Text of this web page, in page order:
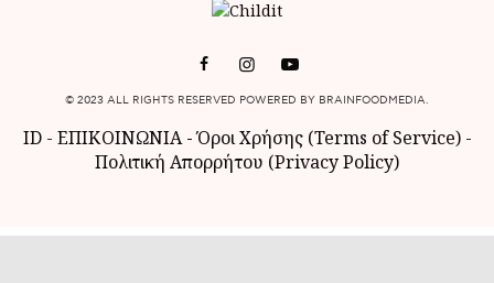
© 2023 ALL RIGHTS RESERVED POWERED BY BRAINFOODMEDIA.
ID- ΕΠΙΚΟΙΝΩΝΙΑ-Όροι Χρήσης (Terms of Service)-
Πολιτική Απορρήτου (Privacy Policy)